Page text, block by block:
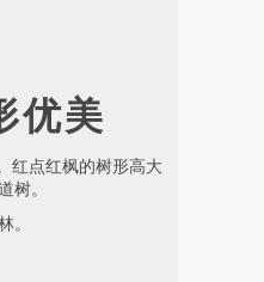
优美
红点红枫的树形高大
树。
。